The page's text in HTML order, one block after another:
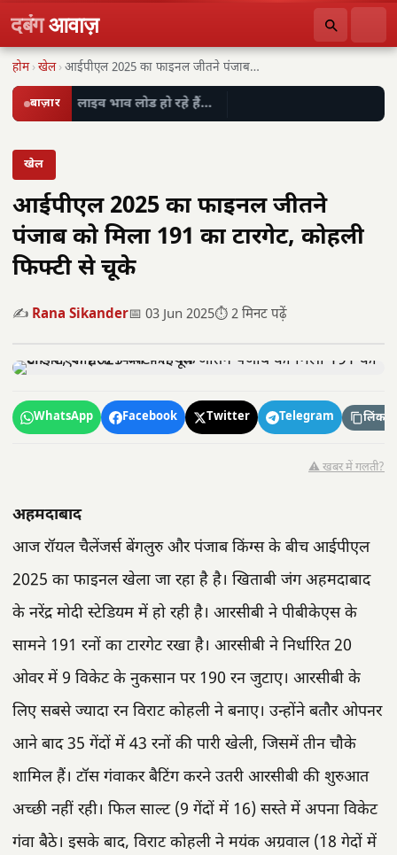
दबंगआवाज़
होम ›खेल › आईपीएल 2025 का फाइनल जीतने पंजाब को मिला…
बाज़ार लाइव भाव लोड हो रहे हैं…
खेल
आईपीएल 2025 का फाइनल जीतने
पंजाब को मिला 191 का टारगेट, कोहली
फिफ्टी से चूके
✍️ Rana Sikander📅 03 Jun 2025⏱️ 2 मिनट पढ़ें
WhatsApp Facebook Twitter Telegram लिंक
⚠️ खबर में गलती?
अहमदाबाद
आज रॉयल चैलेंजर्स बेंगलुरु और पंजाब किंग्स के बीच आईपीएल
2025 का फाइनल खेला जा रहा है है। खिताबी जंग अहमदाबाद
के नरेंद्र मोदी स्टेडियम में हो रही है। आरसीबी ने पीबीकेएस के
सामने 191 रनों का टारगेट रखा है। आरसीबी ने निर्धारित 20
ओवर में 9 विकेट के नुकसान पर 190 रन जुटाए। आरसीबी के
लिए सबसे ज्यादा रन विराट कोहली ने बनाए। उन्होंने बतौर ओपनर
आने बाद 35 गेंदों में 43 रनों की पारी खेली, जिसमें तीन चौके
शामिल हैं। टॉस गंवाकर बैटिंग करने उतरी आरसीबी की शुरुआत
अच्छी नहीं रही। फिल साल्ट (9 गेंदों में 16) सस्ते में अपना विकेट
गंवा बैठे। इसके बाद, विराट कोहली ने मयंक अग्रवाल (18 गेदों में